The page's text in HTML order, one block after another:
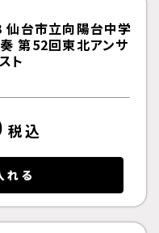
仙台市立向陽台中学
第52回東北アンサ
ト
税込
れる